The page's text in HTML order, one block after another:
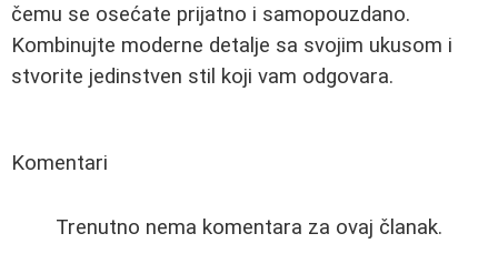
čemu se osećate prijatno i samopouzdano.
Kombinujte moderne detalje sa svojim ukusom i
stvorite jedinstven stil koji vam odgovara.
Komentari
Trenutno nema komentara za ovaj članak.